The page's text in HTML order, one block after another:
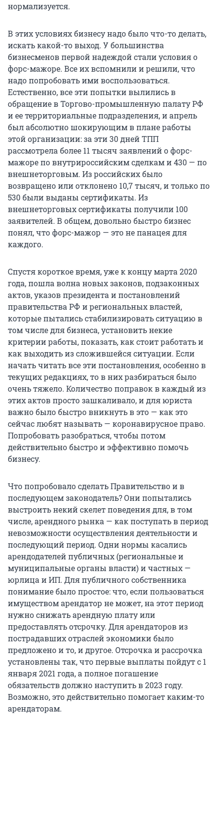
нормализуется.
В этих условиях бизнесу надо было что-то делать,
искать какой-то выход. У большинства
бизнесменов первой надеждой стали условия о
форс-мажоре. Все их вспомнили и решили, что
надо попробовать ими воспользоваться.
Естественно, все эти попытки вылились в
обращение в Торгово-промышленную палату РФ
и ее территориальные подразделения, и апрель
был абсолютно шокирующим в плане работы
этой организации: за эти 30 дней ТПП
рассмотрела более 11 тысяч заявлений о форс-
мажоре по внутрироссийским сделкам и 430 — по
внешнеторговым. Из российских было
возвращено или отклонено 10,7 тысяч, и только по
530 были выданы сертификаты. Из
внешнеторговых сертификаты получили 100
заявителей. В общем, довольно быстро бизнес
понял, что форс-мажор — это не панацея для
каждого.
Спустя короткое время, уже к концу марта 2020
года, пошла волна новых законов, подзаконных
актов, указов президента и постановлений
правительства РФ и региональных властей,
которые пытались стабилизировать ситуацию в
том числе для бизнеса, установить некие
критерии работы, показать, как стоит работать и
как выходить из сложившейся ситуации. Если
начать читать все эти постановления, особенно в
текущих редакциях, то в них разбираться было
очень тяжело. Количество поправок в каждый из
этих актов просто зашкаливало, и для юриста
важно было быстро вникнуть в это — как это
сейчас любят называть — коронавирусное право.
Попробовать разобраться, чтобы потом
действительно быстро и эффективно помочь
бизнесу.
Что попробовало сделать Правительство и в
последующем законодатель? Они попытались
выстроить некий скелет поведения для, в том
числе, арендного рынка — как поступать в период
невозможности осуществления деятельности и
последующий период. Одни нормы касались
арендодателей публичных (региональные и
муниципальные органы власти) и частных —
юрлица и ИП. Для публичного собственника
понимание было простое: что, если пользоваться
имуществом арендатор не может, на этот период
нужно снижать арендную плату или
предоставлять отсрочку. Для арендаторов из
пострадавших отраслей экономики было
предложено и то, и другое. Отсрочка и рассрочка
установлены так, что первые выплаты пойдут с 1
января 2021 года, а полное погашение
обязательств должно наступить в 2023 году.
Возможно, это действительно помогает каким-то
арендаторам.